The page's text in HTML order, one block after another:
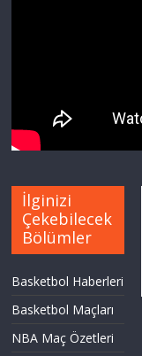
İlginizi
Çekebilecek
Bölümler
Basketbol Haberleri
Basketbol Maçları
NBA Maç Özetleri